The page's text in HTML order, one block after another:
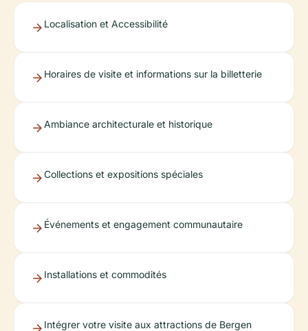
Localisation et Accessibilité
Horaires de visite et informations sur la billetterie
Ambiance architecturale et historique
Collections et expositions spéciales
Événements et engagement communautaire
Installations et commodités
Intégrer votre visite aux attractions de Bergen